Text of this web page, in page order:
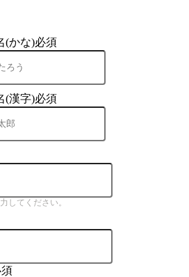
(かな)必須
(漢字)必須
してください。